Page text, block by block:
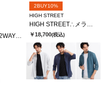
HIGH STREET∴2WAYサッカーストライプカッタウェイシャツ
2BUY10%
HIGH STREET
￥18,700(税込)